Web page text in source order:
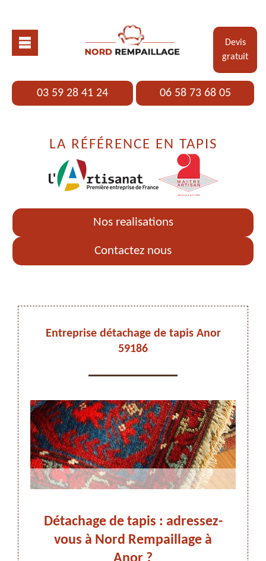
Devis
gratuit
03 59 28 41 24 06 58 73 68 05
LA RÉFÉRENCE EN TAPIS
Nos realisations
Contactez nous
Entreprise détachage de tapis Anor
59186
Détachage de tapis : adressez-
vous à Nord Rempaillage à
le